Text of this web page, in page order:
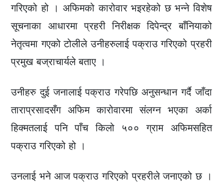
गरिएको हो । अफिमको कारोवार भइरहेको छ भन्ने विशेष
सूचनाका आधारमा प्रहरी निरीक्षक दिपेन्द्र बाँनियाको
नेतृत्वमा गएको टोलीले उनीहरुलाई पक्राउ गरिएको प्रहरी
प्रमुख बज्राचार्यले बताए ।
उनीहरु दुई जनालाई पक्राउ गरेपछि अनुसन्धान गर्दै जाँदा
ताराप्रसादसँग अफिम कारोवारमा संलग्न भएका अर्का
हिक्मतलाई पनि पाँच किलो ५०० ग्राम अफिमसहित
पक्राउ गरिएको हो ।
उनलाई भने आज पक्राउ गरिएको प्रहरीले जनाएको छ ।